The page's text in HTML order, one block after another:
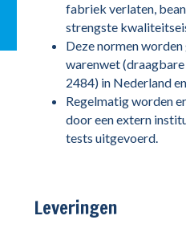
fabriek verlaten,
strengste
Deze normen
warenwet
2484) in Nederland
Regelmatig worden
door een extern
tests uitgevoerd.
Leveringen